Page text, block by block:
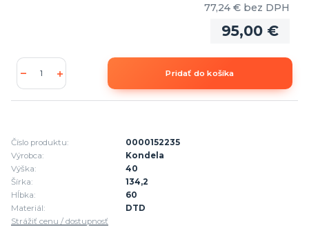
95,00 €
77,24 € bez DPH
Pridať do košíka
Číslo produktu:
0000152235
Výrobca:
Kondela
Výška:
40
Šírka:
134,2
Hĺbka:
60
Materiál:
DTD
Strážiť cenu / dostupnosť